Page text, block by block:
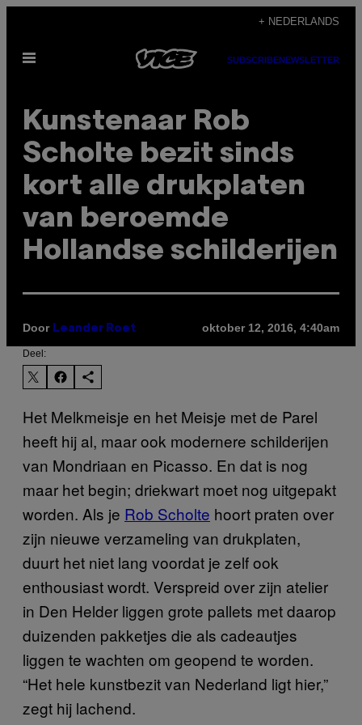
de
+ NEDERLANDS
Open
SUBSCRIBENEWSLETTER
Kunstenaar Rob
Scholte bezit sinds
kort alle drukplaten
van beroemde
Hollandse schilderijen
Door Leander Roet oktober 12, 2016, 4:40am
Deel:
Het Melkmeisje en het Meisje met de Parel
heeft hij al, maar ook modernere schilderijen
van Mondriaan en Picasso. En dat is nog
maar het begin; driekwart moet nog uitgepakt
worden. Als je Rob Scholte hoort praten over
zijn nieuwe verzameling van drukplaten,
duurt het niet lang voordat je zelf ook
enthousiast wordt. Verspreid over zijn atelier
in Den Helder liggen grote pallets met daarop
duizenden pakketjes die als cadeautjes
liggen te wachten om geopend te worden.
“Het hele kunstbezit van Nederland ligt hier,”
zegt hij lachend.